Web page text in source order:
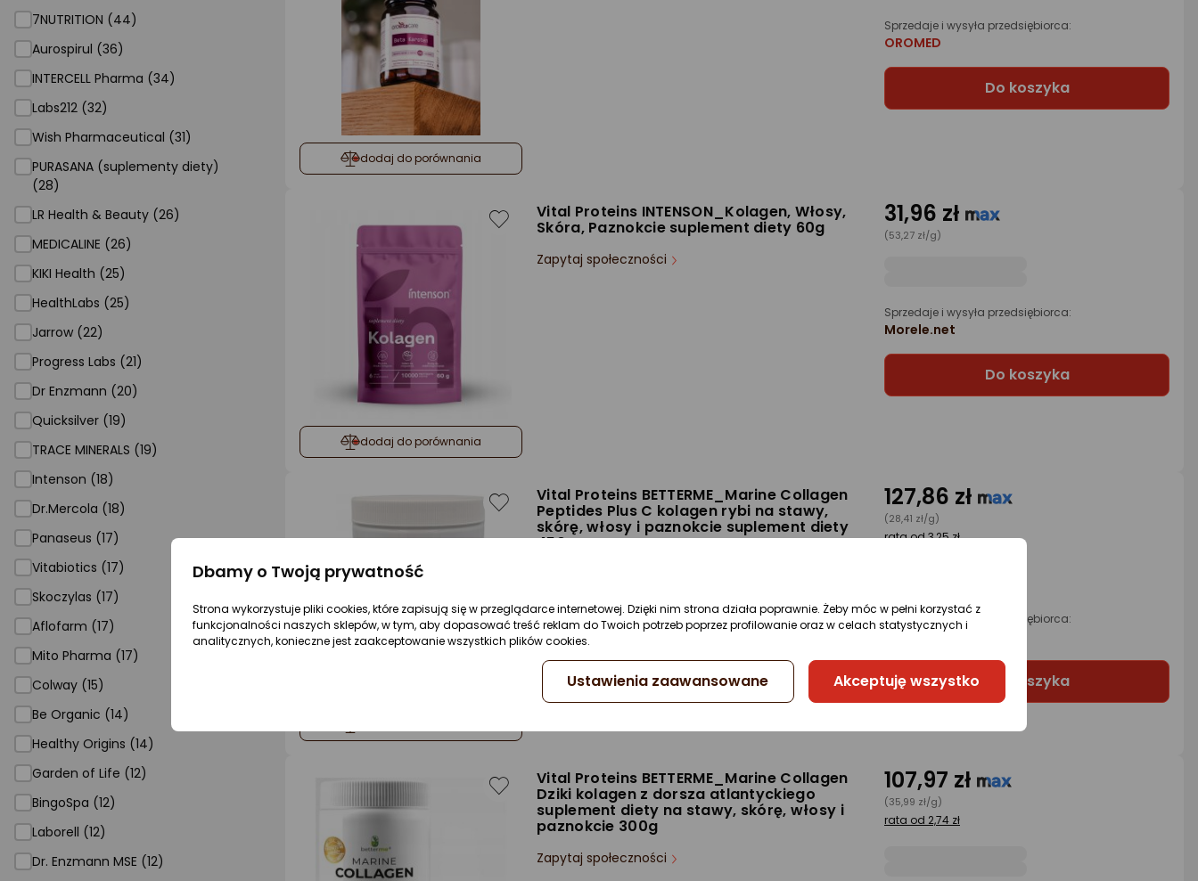
7NUTRITION (44)
Aurospirul (36)
INTERCELL Pharma (34)
Labs212 (32)
Wish Pharmaceutical (31)
PURASANA (suplementy diety)
(28)
LR Health & Beauty (26)
MEDICALINE (26)
KIKI Health (25)
HealthLabs (25)
Jarrow (22)
Progress Labs (21)
Dr Enzmann (20)
Quicksilver (19)
TRACE MINERALS (19)
Intenson (18)
Dr.Mercola (18)
Panaseus (17)
Vitabiotics (17)
Skoczylas (17)
Aflofarm (17)
Mito Pharma (17)
Colway (15)
Be Organic (14)
Healthy Origins (14)
Garden of Life (12)
BingoSpa (12)
Laborell (12)
Dr. Enzmann MSE (12)
dodaj do porównania
Sprzedaje i wysyła przedsiębiorca:
OROMED
Do koszyka
dodaj do porównania
Vital Proteins INTENSON_Kolagen, Włosy,
Skóra, Paznokcie suplement diety 60g
Zapytaj społeczności
31,96 zł
(53,27 zł/g)
Sprzedaje i wysyła przedsiębiorca:
Morele.net
Do koszyka
Vital Proteins BETTERME_Marine Collagen
Peptides Plus C kolagen rybi na stawy,
skórę, włosy i paznokcie suplement diety
450g
Rodzaj:Suplementy diety
Forma:Proszek
127,86 zł
(28,41 zł/g)
rata od 3,25 zł
Sprzedaje i wysyła przedsiębiorca:
Morele.net
Do koszyka
Vital Proteins BETTERME_Marine Collagen
Dziki kolagen z dorsza atlantyckiego
suplement diety na stawy, skórę, włosy i
paznokcie 300g
Zapytaj społeczności
107,97 zł
(35,99 zł/g)
rata od 2,74 zł
Dbamy o Twoją prywatność
Strona wykorzystuje pliki cookies, które zapisują się w przeglądarce internetowej. Dzięki nim strona działa poprawnie. Żeby móc w pełni korzystać z
funkcjonalności naszych sklepów, w tym, aby dopasować treść reklam do Twoich potrzeb poprzez profilowanie oraz w celach statystycznych i
analitycznych, konieczne jest zaakceptowanie wszystkich plików cookies.
Ustawienia zaawansowane Akceptuję wszystko